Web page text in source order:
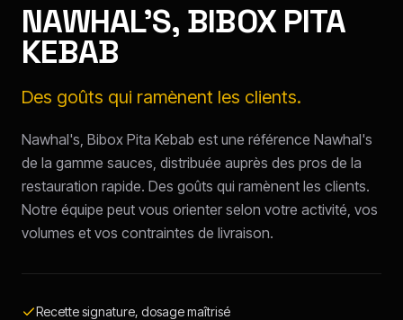
NAWHAL'S, BIBOX PITA
KEBAB
Des goûts qui ramènent les clients.
Nawhal's, Bibox Pita Kebab est une référence Nawhal's
de la gamme sauces, distribuée auprès des pros de la
restauration rapide. Des goûts qui ramènent les clients.
Notre équipe peut vous orienter selon votre activité, vos
volumes et vos contraintes de livraison.
Recette signature, dosage maîtrisé